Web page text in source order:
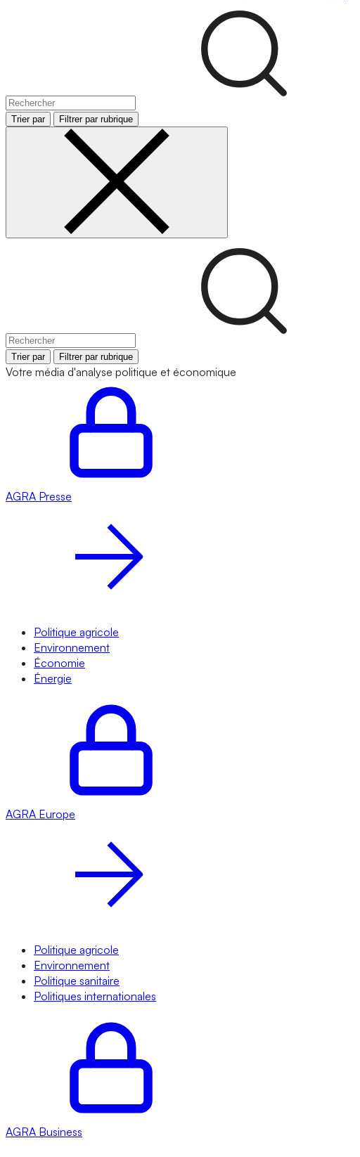
Trier par Filtrer par rubrique
Trier par Filtrer par rubrique
Votre média d'analyse politique et économique
AGRA Presse
Politique agricole
Environnement
Économie
Énergie
AGRA Europe
Politique agricole
Environnement
Politique sanitaire
Politiques internationales
AGRA Business